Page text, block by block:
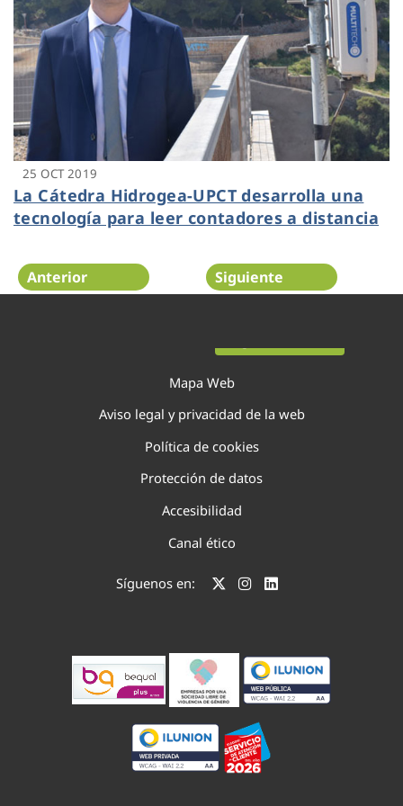
25 OCT 2019
La Cátedra Hidrogea-UPCT desarrolla una
tecnología para leer contadores a distancia
Anterior Siguiente
Mapa Web
Aviso legal y privacidad de la web
Política de cookies
Protección de datos
Accesibilidad
Canal ético
Síguenos en: